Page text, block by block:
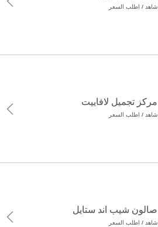
شاهد / اطلب السعر
مركز تجميل لافاييت
شاهد / اطلب السعر
صالون شيب اند ستايل
شاهد / اطلب السعر